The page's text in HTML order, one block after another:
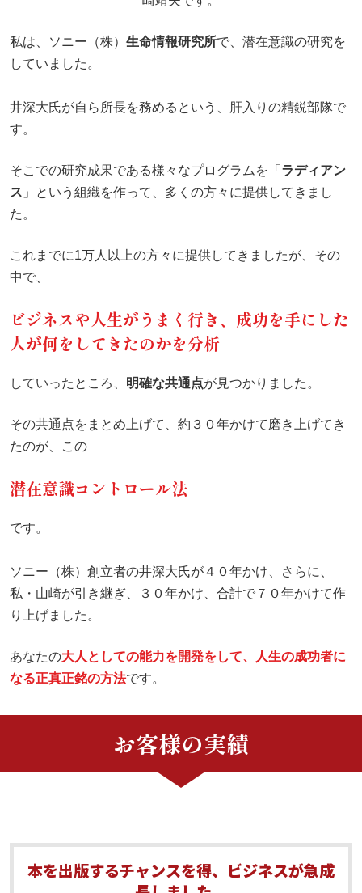
私は、ソニー（株） 生命情報研究所で、潜在意識の研究を
していました。
井深大氏が自ら所長を務めるという、肝入りの精鋭部隊で
す。
そこでの研究成果である様々なプログラムを「 ラディアン
ス 」という組織を作って、多くの方々に提供してきまし
た。
これまでに1万人以上の方々に提供してきましたが、その
中で、
ビジネスや人生がうまく行き、成功を手にした
人が何をしてきたのかを分析
していったところ、 明確な共通点が見つかりました。
その共通点をまとめ上げて、約３０年かけて磨き上げてき
たのが、この
潜在意識コントロール法
です。
ソニー（株）創立者の井深大氏が４０年かけ、さらに、
私・山崎が引き継ぎ、３０年かけ、合計で７０年かけて作
り上げました。
あなたの大人としての能力を開発をして、人生の成功者に
なる正真正銘の方法です。
お客様の実績
本を出版するチャンスを得、ビジネスが急成